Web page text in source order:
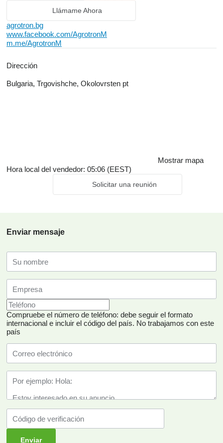
Llámame Ahora
agrotron.bg
www.facebook.com/AgrotronM
m.me/AgrotronM
Dirección
Bulgaria, Trgovishche, Okolovrsten pt
Mostrar mapa
Hora local del vendedor: 05:06 (EEST)
Solicitar una reunión
Enviar mensaje
Compruebe el número de teléfono: debe seguir el formato
internacional e incluir el código del país. No trabajamos con este
país